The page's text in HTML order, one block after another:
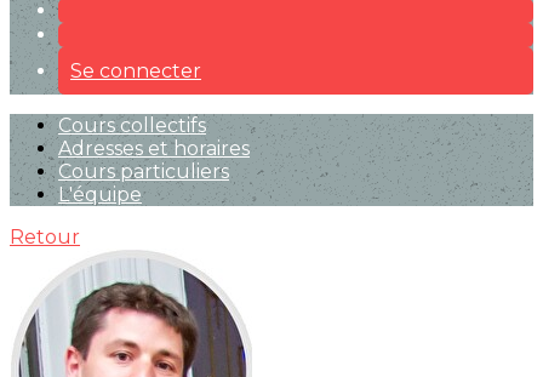
Se connecter
Cours collectifs
Adresses et horaires
Cours particuliers
L'équipe
Retour